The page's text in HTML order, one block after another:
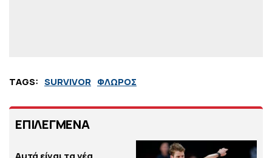
TAGS: SURVIVOR ΦΛΩΡΟΣ
ΕΠΙΛΕΓΜΕΝΑ